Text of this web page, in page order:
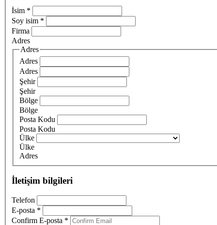
İsim *
Soy isim *
Firma
Adres
Adres
Adres
Adres
Şehir
Şehir
Bölge
Bölge
Posta Kodu
Posta Kodu
Ülke
Ülke
Adres
İletişim bilgileri
Telefon
E-posta *
Confirm E-posta *